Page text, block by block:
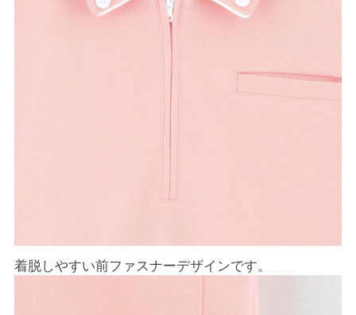
着脱しやすい前ファスナーデザインです。